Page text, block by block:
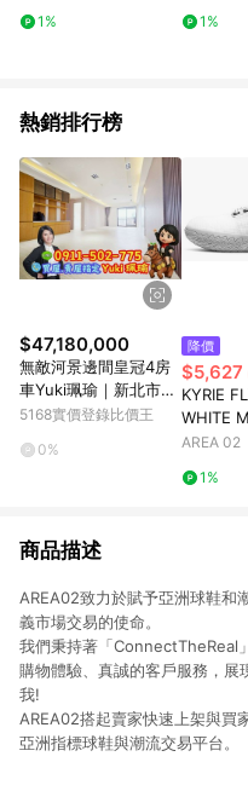
1%
1%
熱銷排行榜
$47,180,000
無敵河景邊間皇冠4房
車Yuki珮瑜｜新北市板
橋區中山路二段
5168實價登錄比價王
0%
降價
$5,627
KYRIE
WHITE
VER
AREA 02
1%
商品描述
AREA02致力於賦予亞洲球鞋和
義市場交易的使命。
我們秉持著「ConnectTheReal
購物體驗、真誠的客戶服務，展
我!
AREA02搭起賣家快速上架與買
亞洲指標球鞋與潮流交易平台。